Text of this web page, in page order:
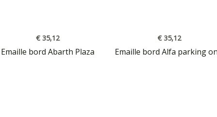
€35,12
Emaille bord Abarth Plaza
€ 35,12
Emaille bord Alfa parking